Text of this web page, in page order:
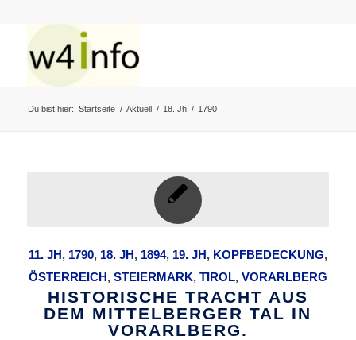
Du bist hier: Startseite / Aktuell / 18. Jh / 1790
11. JH, 1790, 18. JH, 1894, 19. JH, KOPFBEDECKUNG,
ÖSTERREICH, STEIERMARK, TIROL, VORARLBERG
HISTORISCHE TRACHT AUS
DEM MITTELBERGER TAL IN
VORARLBERG.